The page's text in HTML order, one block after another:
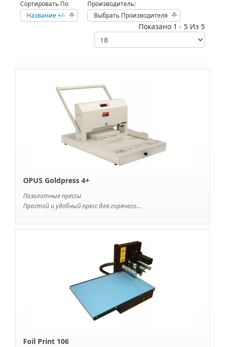
Сортировать По
Название +/-
Производитель:
Выбрать Производителя
Показано 1 - 5 Из 5
OPUS Goldpress 4+
Позолотные прессы
Простой и удобный пресс для горячего...
Foil Print 106